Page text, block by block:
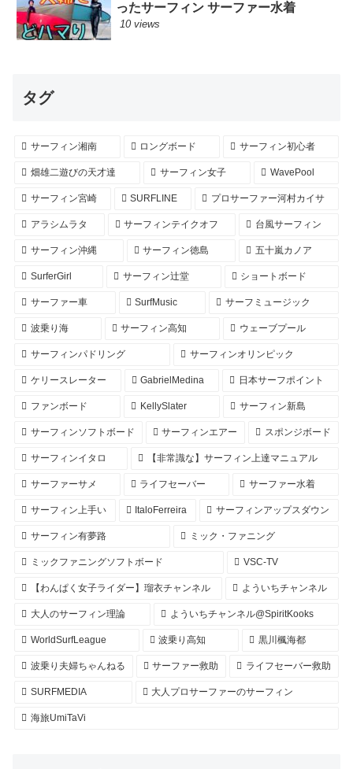
ったサーフィン サーファー水着
10 views
タグ
サーフィン湘南 ロングボード サーフィン初心者
畑雄二遊びの天才達 サーフィン女子 WavePool
サーフィン宮崎 SURFLINE プロサーファー河村カイサ
アラシムラタ サーフィンテイクオフ 台風サーフィン
サーフィン沖縄 サーフィン徳島 五十嵐カノア
SurferGirl サーフィン辻堂 ショートボード
サーファー車 SurfMusic サーフミュージック
波乗り海 サーフィン高知 ウェーブプール
サーフィンパドリング サーフィンオリンピック
ケリースレーター GabrielMedina 日本サーフポイント
ファンボード KellySlater サーフィン新島
サーフィンソフトボード サーフィンエアー スポンジボード
サーフィンイタロ 【非常識な】サーフィン上達マニュアル
サーファーサメ ライフセーバー サーファー水着
サーフィン上手い ItaloFerreira サーフィンアップスダウン
サーフィン有夢路 ミック・ファニング
ミックファニングソフトボード VSC-TV
【わんぱく女子ライダー】瑠衣チャンネル よういちチャンネル
大人のサーフィン理論 よういちチャンネル@SpiritKooks
WorldSurfLeague 波乗り高知 黒川楓海都
波乗り夫婦ちゃんねる サーファー救助 ライフセーバー救助
SURFMEDIA 大人プロサーファーのサーフィン
海旅UmiTaVi